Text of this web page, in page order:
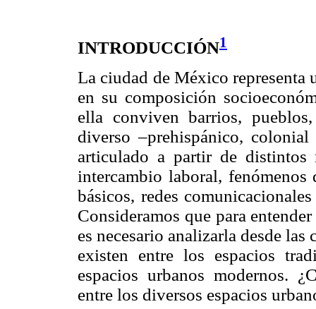
INTRODUCCIÓN1
La ciudad de México representa
en su composición
ella conviven barrios,
diverso –prehispánico,
articulado a partir de distintos
intercambio laboral,
básicos, redes
Consideramos que para
es necesario analizarla desde
existen entre los espacios
espacios urbanos modernos.
entre los diversos espacios